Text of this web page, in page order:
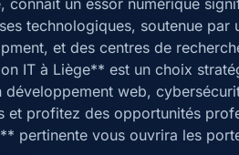
un essor numérique
technologiques, soutenue
et des centres de
IT à Liège** est un choix
web,
et profitez des opportunités
pertinente vous ouvrira les